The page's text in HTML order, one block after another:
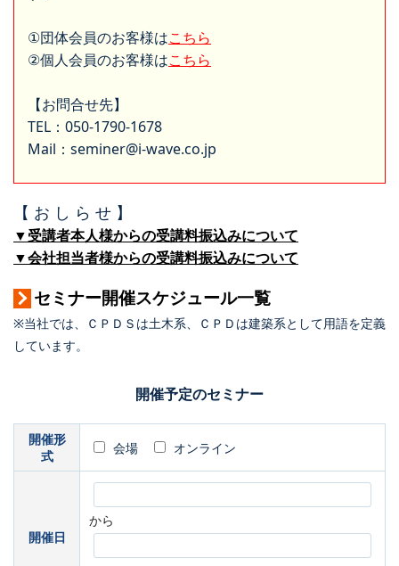
①団体会員のお客様はこちら
②個人会員のお客様はこちら
【お問合せ先】
TEL：050-1790-1678
Mail：seminer@i-wave.co.jp
【 お し ら せ 】
▼受講者本人様からの受講料振込みについて
▼会社担当者様からの受講料振込みについて
セミナー開催スケジュール一覧
※当社では、ＣＰＤＳは土木系、ＣＰＤは建築系として用語を定義
しています。
開催予定のセミナー
開催形
式
会場 オンライン
開催日
から